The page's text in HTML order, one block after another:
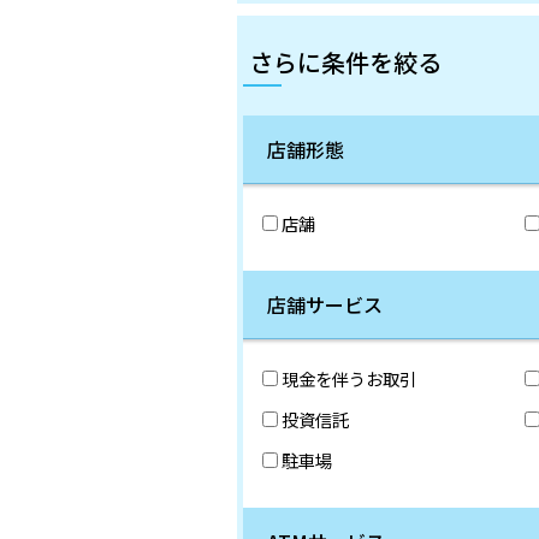
さらに条件を絞る
店舗形態
店舗
店舗サービス
現金を伴うお取引
投資信託
駐車場